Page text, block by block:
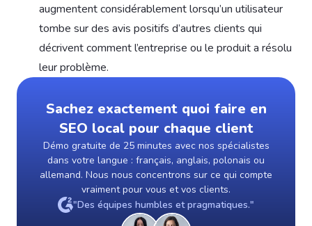
augmentent considérablement lorsqu’un utilisateur
tombe sur des avis positifs d’autres clients qui
décrivent comment l’entreprise ou le produit a résolu
leur problème.
Sachez exactement quoi faire en
SEO local pour chaque client
Démo gratuite de 25 minutes avec nos spécialistes
dans votre langue : français, anglais, polonais ou
allemand. Nous nous concentrons sur ce qui compte
vraiment pour vous et vos clients.
"Des équipes humbles et pragmatiques."